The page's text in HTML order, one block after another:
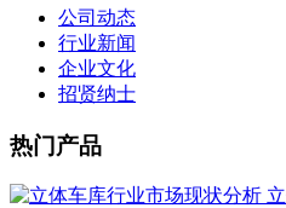
公司动态
行业新闻
企业文化
招贤纳士
热门产品